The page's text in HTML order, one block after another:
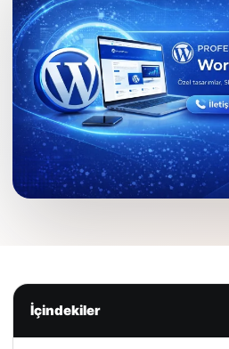
İçindekiler